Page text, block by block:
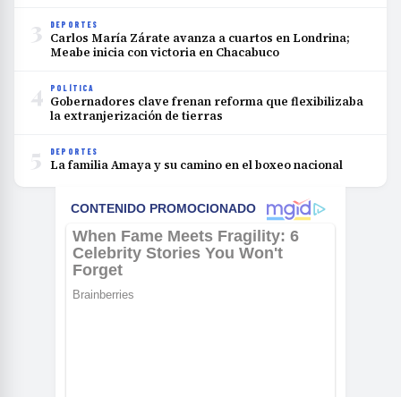
3 DEPORTES
Carlos María Zárate avanza a cuartos en Londrina;
Meabe inicia con victoria en Chacabuco
4 POLÍTICA
Gobernadores clave frenan reforma que flexibilizaba
la extranjerización de tierras
5 DEPORTES
La familia Amaya y su camino en el boxeo nacional